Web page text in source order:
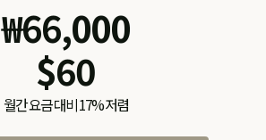
₩66,000
$60
월간 요금 대비 17% 저렴